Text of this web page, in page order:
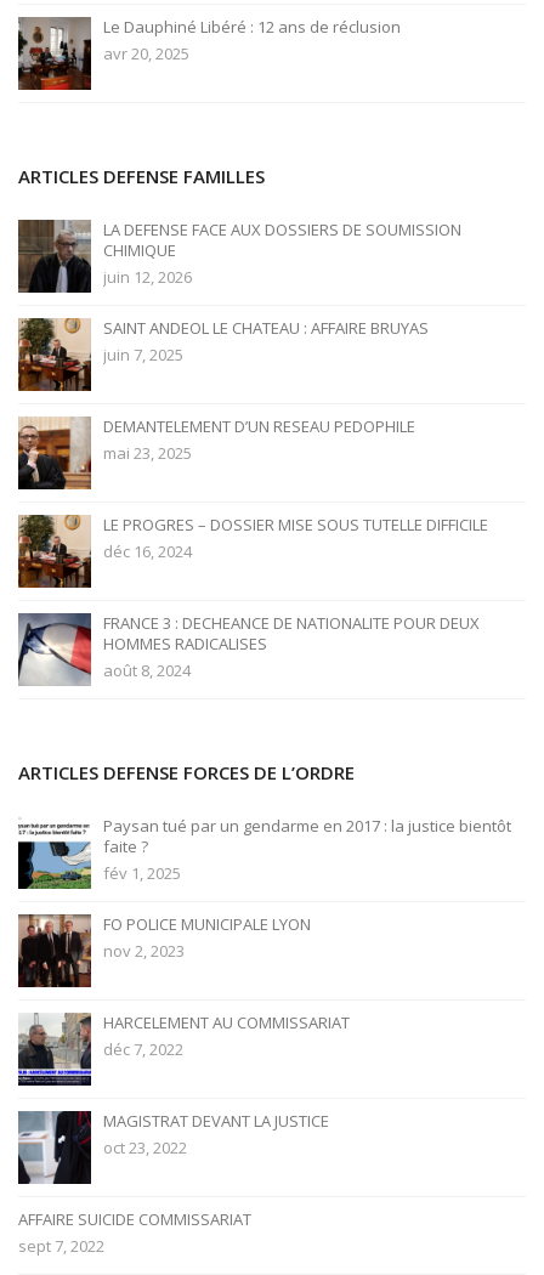
Le Dauphiné Libéré : 12 ans de réclusion
avr 20, 2025
ARTICLES DEFENSE FAMILLES
LA DEFENSE FACE AUX DOSSIERS DE SOUMISSION
CHIMIQUE
juin 12, 2026
SAINT ANDEOL LE CHATEAU : AFFAIRE BRUYAS
juin 7, 2025
DEMANTELEMENT D’UN RESEAU PEDOPHILE
mai 23, 2025
LE PROGRES – DOSSIER MISE SOUS TUTELLE DIFFICILE
déc 16, 2024
FRANCE 3 : DECHEANCE DE NATIONALITE POUR DEUX
HOMMES RADICALISES
août 8, 2024
ARTICLES DEFENSE FORCES DE L’ORDRE
Paysan tué par un gendarme en 2017 : la justice bientôt
faite ?
fév 1, 2025
FO POLICE MUNICIPALE LYON
nov 2, 2023
HARCELEMENT AU COMMISSARIAT
déc 7, 2022
MAGISTRAT DEVANT LA JUSTICE
oct 23, 2022
AFFAIRE SUICIDE COMMISSARIAT
sept 7, 2022